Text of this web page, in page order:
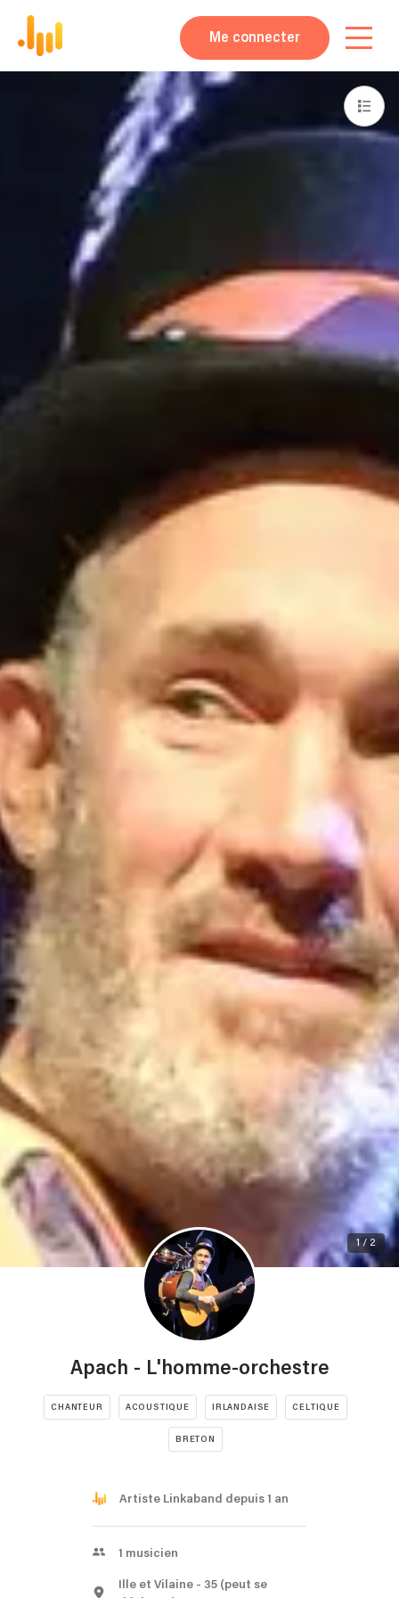
Me connecter
1 / 2
Apach - L'homme-orchestre
CHANTEUR ACOUSTIQUE IRLANDAISE CELTIQUE
BRETON
Artiste Linkaband depuis 1 an
1 musicien
Ille et Vilaine - 35 (peut se